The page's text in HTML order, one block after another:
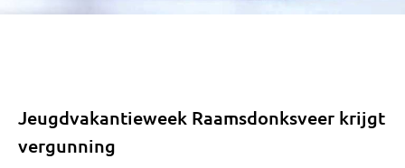
Jeugdvakantieweek Raamsdonksveer krijgt
vergunning